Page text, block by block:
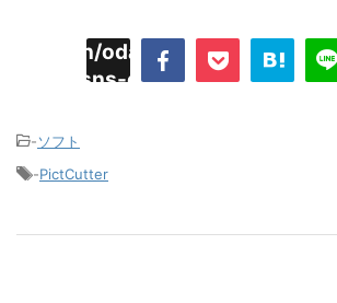
odaiji.com/
sns-count-cache/sns-
-ソフト
-PictCutter